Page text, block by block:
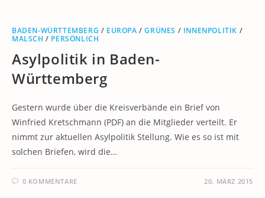
BADEN-WÜRTTEMBERG / EUROPA /GRÜNES / INNENPOLITIK /
MALSCH / PERSÖNLICH
Asylpolitik in Baden-
Württemberg
Gestern wurde über die Kreisverbände ein Brief von
Winfried Kretschmann (PDF) an die Mitglieder verteilt. Er
nimmt zur aktuellen Asylpolitik Stellung. Wie es so ist mit
solchen Briefen, wird die…
0 KOMMENTARE 20. MÄRZ 2015